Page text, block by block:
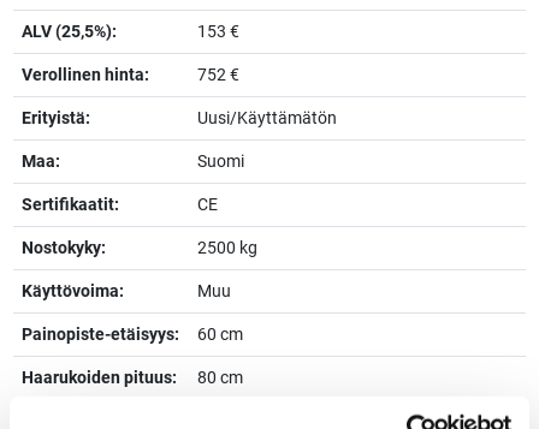
ALV (25,5%): 153 €
Verollinen hinta: 752 €
Erityistä: Uusi/Käyttämätön
Maa: Suomi
Sertifikaatit: CE
Nostokyky: 2500 kg
Käyttövoima: Muu
Painopiste-etäisyys: 60 cm
Haarukoiden pituus: 80 cm